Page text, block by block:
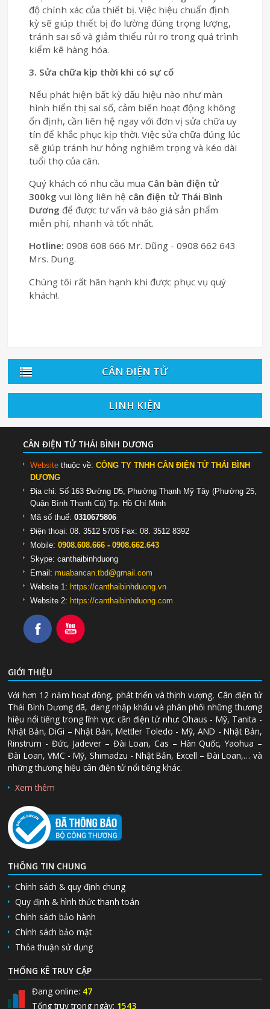
độ chính xác của thiết bị. Việc hiệu chuẩn định
kỳ sẽ giúp thiết bị đo lường đúng trọng lượng,
tránh sai số và giảm thiểu rủi ro trong quá trình
kiểm kê hàng hóa.
3. Sửa chữa kịp thời khi có sự cố
Nếu phát hiện bất kỳ dấu hiệu nào như màn
hình hiển thị sai số, cảm biến hoạt động không
ổn định, cần liên hệ ngay với đơn vị sửa chữa uy
tín để khắc phục kịp thời. Việc sửa chữa đúng lúc
sẽ giúp tránh hư hỏng nghiêm trọng và kéo dài
tuổi thọ của cân.
Quý khách có nhu cầu mua Cân bàn điện tử
300kg vui lòng liên hệ cân điện tử Thái Bình
Dương để được tư vấn và báo giá sản phẩm
miễn phí, nhanh và tốt nhất.
Hotline: 0908 608 666 Mr. Dũng - 0908 662 643
Mrs. Dung.
Chúng tôi rất hân hạnh khi được phục vụ quý
khách!.
CÂN ĐIỆN TỬ
LINH KIỆN
CÂN ĐIỆN TỬ THÁI BÌNH DƯƠNG
Website thuộc về:CÔNG TY TNHH CÂN ĐIỆN TỬ THÁI BÌNH
DƯƠNG
Địa chỉ: Số 163 Đường D5, Phường Thạnh Mỹ Tây (Phường 25,
Quận Bình Thạnh Cũ) Tp. Hồ Chí Minh
Mã số thuế:0310675806
Điện thoại: 08. 3512 5706 Fax: 08. 3512 8392
Mobile: 0908.608.666 - 0908.662.643
Skype:canthaibinhduong
Email:muabancan.tbd@gmail.com
Website 1: https://canthaibinhduong.vn
Website 2: https://canthaibinhduong.com
GIỚI THIỆU
Với hơn 12 năm hoạt động, phát triển và thịnh vượng, Cân điện tử
Thái Bình Dương đã, đang nhập khẩu và phân phối những thương
hiệu nổi tiếng trong lĩnh vực cân điện tử như: Ohaus - Mỹ, Tanita -
Nhật Bản, DiGi – Nhật Bản, Mettler Toledo - Mỹ, AND - Nhật Bản,
Rinstrum - Đức, Jadever – Đài Loan, Cas – Hàn Quốc, Yaohua –
Đài Loan, VMC - Mỹ, Shimadzu - Nhật Bản, Excell – Đài Loan,… và
những thương hiệu cân điện tử nổi tiếng khác.
Xem thêm
THÔNG TIN CHUNG
Chính sách & quy định chung
Quy định & hình thức thanh toán
Chính sách bảo hành
Chính sách bảo mật
Thỏa thuận sử dụng
THỐNG KÊ TRUY CẬP
Đang online: 47
Tổng truy trong ngày: 1543